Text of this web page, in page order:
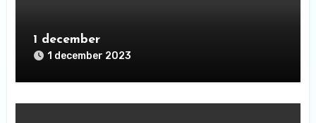
1 december
1 december 2023